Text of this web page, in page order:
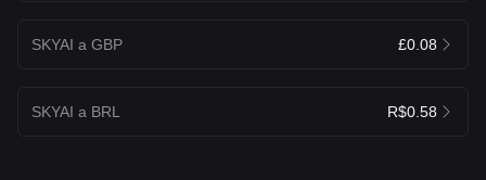
SKYAI a GBP £0.08
SKYAI a BRL R$0.58